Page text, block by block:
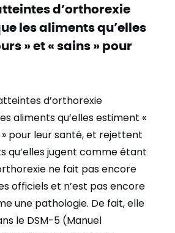
d’orthorexie
les aliments qu’elles
» et « sains » pour
d’orthorexie
aliments qu’elles estiment «
» pour leur santé, et rejettent
qu’elles jugent comme étant
ne fait pas encore
officiels et n’est pas encore
une pathologie. De fait, elle
le DSM-5 (Manuel